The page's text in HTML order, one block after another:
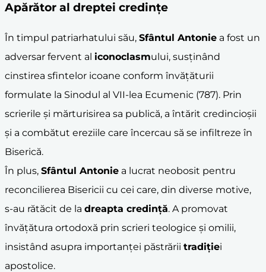
Apărător al dreptei credințe
În timpul patriarhatului său, Sfântul Antonie a fost un
adversar fervent al iconoclasmului, susținând
cinstirea sfintelor icoane conform învățăturii
formulate la Sinodul al VII-lea Ecumenic (787). Prin
scrierile și mărturisirea sa publică, a întărit credincioșii
și a combătut ereziile care încercau să se infiltreze în
Biserică.
În plus, Sfântul Antonie a lucrat neobosit pentru
reconcilierea Bisericii cu cei care, din diverse motive,
s-au rătăcit de la dreapta credință. A promovat
învățătura ortodoxă prin scrieri teologice și omilii,
insistând asupra importanței păstrării tradiției
apostolice.